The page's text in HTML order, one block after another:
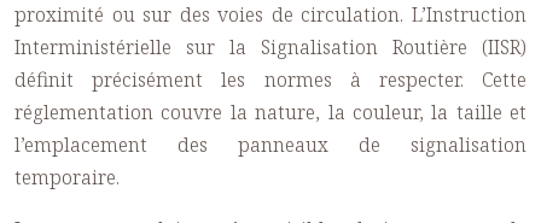
proximité ou sur des voies de circulation. L’Instruction
Interministérielle sur la Signalisation Routière (IISR)
définit précisément les normes à respecter. Cette
réglementation couvre la nature, la couleur, la taille et
l’emplacement des panneaux de signalisation
temporaire.